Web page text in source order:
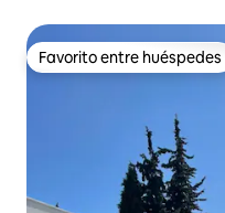
Favorito entre huéspedes
Favorito entre huéspedes